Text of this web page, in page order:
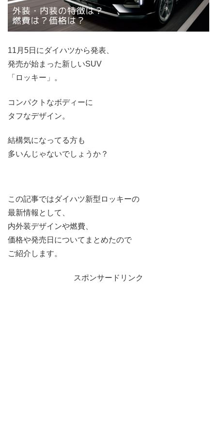
11月5日にダイハツから発表、
発売が始まった新しいSUV
「ロッキー」。
コンパクトなボディーに
タフなデザイン。
結構気になってる方も
多いんじゃないでしょうか？
この記事ではダイハツ新型ロッキーの
最新情報として、
内外装デザインや燃費、
価格や発売日についてまとめたので
ご紹介します。
スポンサードリンク